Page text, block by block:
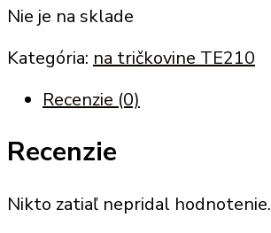
Nie je na sklade
Kategória: na tričkovine TE210
Recenzie (0)
Recenzie
Nikto zatiaľ nepridal hodnotenie.